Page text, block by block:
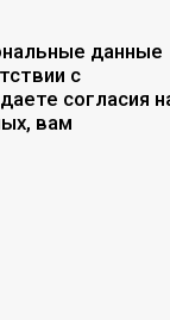
данные
с
согласия
вам